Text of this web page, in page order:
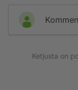
Ketjusta on